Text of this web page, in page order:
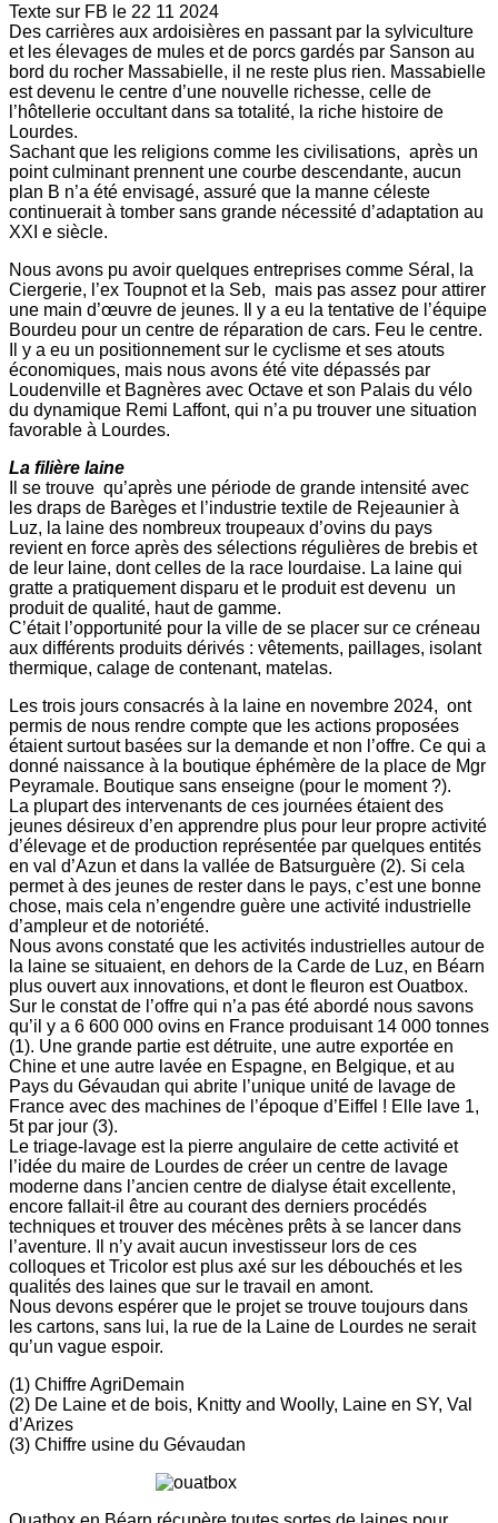
Texte sur FB le 22 11 2024
Des carrières aux ardoisières en passant par la sylviculture
et les élevages de mules et de porcs gardés par Sanson au
bord du rocher Massabielle, il ne reste plus rien. Massabielle
est devenu le centre d’une nouvelle richesse, celle de
l’hôtellerie occultant dans sa totalité, la riche histoire de
Lourdes.
Sachant que les religions comme les civilisations, après un
point culminant prennent une courbe descendante, aucun
plan B n’a été envisagé, assuré que la manne céleste
continuerait à tomber sans grande nécessité d’adaptation au
XXI e siècle.
Nous avons pu avoir quelques entreprises comme Séral, la
Ciergerie, l’ex Toupnot et la Seb, mais pas assez pour attirer
une main d’œuvre de jeunes. Il y a eu la tentative de l’équipe
Bourdeu pour un centre de réparation de cars. Feu le centre.
Il y a eu un positionnement sur le cyclisme et ses atouts
économiques, mais nous avons été vite dépassés par
Loudenville et Bagnères avec Octave et son Palais du vélo
du dynamique Remi Laffont, qui n’a pu trouver une situation
favorable à Lourdes.
La filière laine
Il se trouve qu’après une période de grande intensité avec
les draps de Barèges et l’industrie textile de Rejeaunier à
Luz, la laine des nombreux troupeaux d’ovins du pays
revient en force après des sélections régulières de brebis et
de leur laine, dont celles de la race lourdaise. La laine qui
gratte a pratiquement disparu et le produit est devenu un
produit de qualité, haut de gamme.
C’était l’opportunité pour la ville de se placer sur ce créneau
aux différents produits dérivés : vêtements, paillages, isolant
thermique, calage de contenant, matelas.
Les trois jours consacrés à la laine en novembre 2024, ont
permis de nous rendre compte que les actions proposées
étaient surtout basées sur la demande et non l’offre. Ce qui a
donné naissance à la boutique éphémère de la place de Mgr
Peyramale. Boutique sans enseigne (pour le moment ?).
La plupart des intervenants de ces journées étaient des
jeunes désireux d’en apprendre plus pour leur propre activité
d’élevage et de production représentée par quelques entités
en val d’Azun et dans la vallée de Batsurguère (2). Si cela
permet à des jeunes de rester dans le pays, c’est une bonne
chose, mais cela n’engendre guère une activité industrielle
d’ampleur et de notoriété.
Nous avons constaté que les activités industrielles autour de
la laine se situaient, en dehors de la Carde de Luz, en Béarn
plus ouvert aux innovations, et dont le fleuron est Ouatbox.
Sur le constat de l’offre qui n’a pas été abordé nous savons
qu’il y a 6 600 000 ovins en France produisant 14 000 tonnes
(1). Une grande partie est détruite, une autre exportée en
Chine et une autre lavée en Espagne, en Belgique, et au
Pays du Gévaudan qui abrite l’unique unité de lavage de
France avec des machines de l’époque d’Eiffel ! Elle lave 1,
5t par jour (3).
Le triage-lavage est la pierre angulaire de cette activité et
l’idée du maire de Lourdes de créer un centre de lavage
moderne dans l’ancien centre de dialyse était excellente,
encore fallait-il être au courant des derniers procédés
techniques et trouver des mécènes prêts à se lancer dans
l’aventure. Il n’y avait aucun investisseur lors de ces
colloques et Tricolor est plus axé sur les débouchés et les
qualités des laines que sur le travail en amont.
Nous devons espérer que le projet se trouve toujours dans
les cartons, sans lui, la rue de la Laine de Lourdes ne serait
qu’un vague espoir.
(1) Chiffre AgriDemain
(2) De Laine et de bois, Knitty and Woolly, Laine en SY, Val
d’Arizes
(3) Chiffre usine du Gévaudan